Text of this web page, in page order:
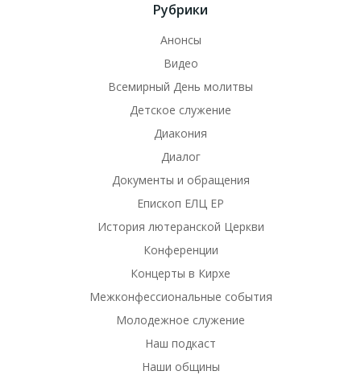
Рубрики
Анонсы
Видео
Всемирный День молитвы
Детское служение
Диакония
Диалог
Документы и обращения
Епископ ЕЛЦ ЕР
История лютеранской Церкви
Конференции
Концерты в Кирхе
Межконфессиональные события
Молодежное служение
Наш подкаст
Наши общины